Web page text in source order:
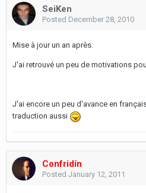
SeiKen
Posted December 28, 2010
Mise à jour un an après.
J'ai retrouvé un peu de motivations
J'ai encore un peu d'avance en
traduction aussi
Confridín
Posted January 12, 2011